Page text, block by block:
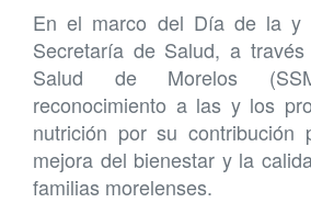
En el marco del Día de la y
Secretaría de Salud, a
Salud de Morelos
reconocimiento a las y los
nutrición por su contribución
mejora del bienestar y la
familias morelenses.